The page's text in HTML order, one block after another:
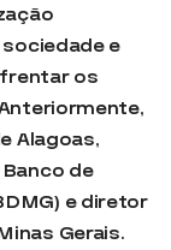
e
os
Alagoas,
de
e diretor
Gerais.